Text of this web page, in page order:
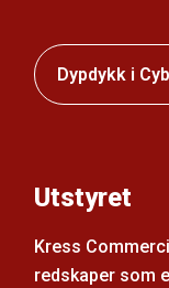
Dypdykk i
Utstyret
Kress
redskaper som